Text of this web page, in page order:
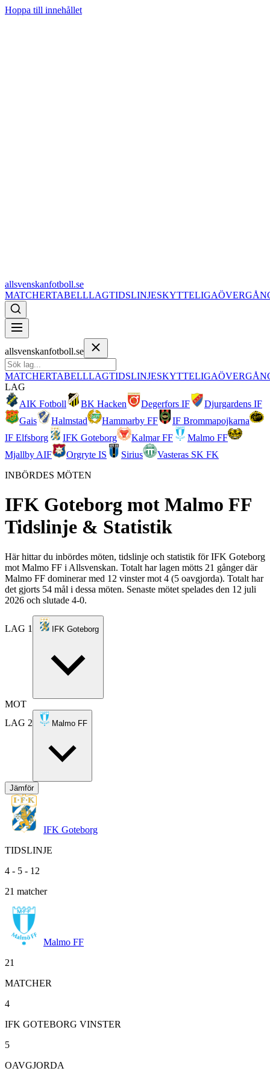
Hoppa till innehållet
allsvenskanfotboll.se
MATCHERTABELLLAGTIDSLINJESKYTTELIGA
allsvenskanfotboll.se
MATCHERTABELLLAGTIDSLINJESKYTTELIGA
LAG
AIK Fotboll
BK Hacken Degerfors IF
Djurgardens IF
Gais
Halmstad Hammarby FF
IF Brommapojkarna
IF Elfsborg
IFK Goteborg Kalmar FF
Malmo FF
Mjallby AIF
Orgryte IS Sirius
Vasteras SK FK
INBÖRDES MÖTEN
IFK Goteborg mot Malmo FF
Tidslinje & Statistik
Här hittar du inbördes möten, tidslinje och statistik för IFK Goteborg
mot Malmo FF i Allsvenskan. Totalt har lagen mötts 21 gånger där
Malmo FF dominerar med 12 vinster mot 4 (5 oavgjorda). Totalt har
det gjorts 54 mål i dessa möten. Senaste mötet spelades den 12 juli
2026 och slutade 4-0.
LAG 1 IFK Goteborg
MOT
LAG 2
Malmo FF
Jämför
IFK Goteborg
TIDSLINJE
4 - 5 - 12
21 matcher
Malmo FF
21
MATCHER
4
IFK GOTEBORG VINSTER
5
OAVGJORDA